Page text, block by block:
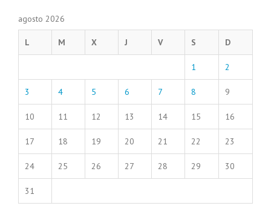
agosto 2026
L M X J V S D
1 2
3 4 5 6 7 8 9
10 11 12 13 14 15 16
17 18 19 20 21 22 23
24 25 26 27 28 29 30
31